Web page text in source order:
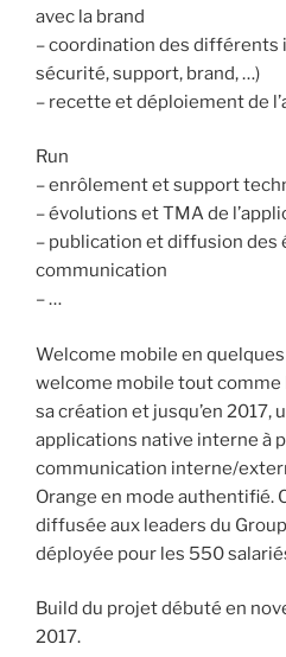
avec la brand
– coordination des différents
sécurité, support, brand, …)
– recette et déploiement de
Run
– enrôlement et support
– évolutions et TMA de
– publication et diffusion des
communication
– …
Welcome mobile en quelques
welcome mobile tout comme
sa création et jusqu’en 2017,
applications native interne à
communication interne/
Orange en mode authentifié.
diffusée aux leaders du
déployée pour les 550
Build du projet débuté en
2017.